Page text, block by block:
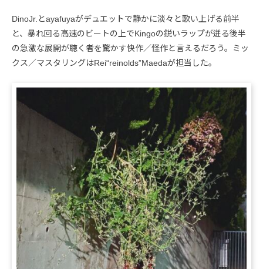
DinoJr.とayafuyaがデュエットで静かに淡々と歌い上げる前半
と、暴れ回る高速のビートの上でKingoの鋭いラップが迸る後半
の急激な展開が聴く者を驚かす快作／怪作と言えるだろう。ミッ
クス／マスタリングはRei“reinolds”Maedaが担当した。